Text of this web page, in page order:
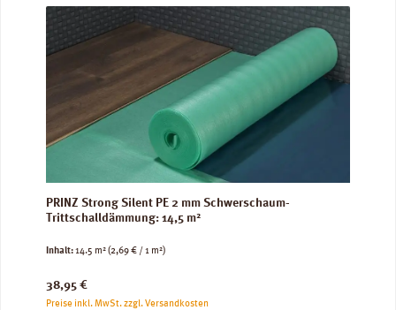
PRINZ Strong Silent PE 2 mm Schwerschaum-
Trittschalldämmung: 14,5 m²
Inhalt:14.5 m²(2,69 € / 1 m²)
Regulärer Preis:
38,95 €
Preise inkl. MwSt. zzgl. Versandkosten